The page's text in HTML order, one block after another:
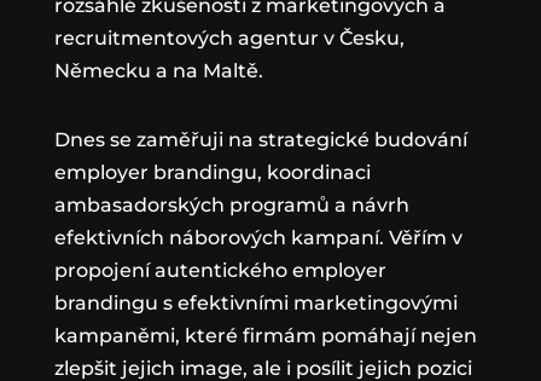
rozsáhlé zkušenosti z marketingových a
recruitmentových agentur v Česku,
Německu a na Maltě.
Dnes se zaměřuji na strategické budování
employer brandingu, koordinaci
ambasadorských programů a návrh
efektivních náborových kampaní. Věřím v
propojení autentického employer
brandingu s efektivními marketingovými
kampaněmi, které firmám pomáhají nejen
zlepšit jejich image, ale i posílit jejich pozici